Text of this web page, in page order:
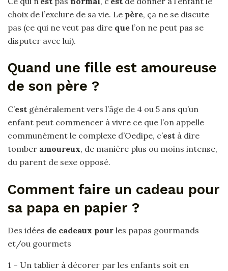
choix de l’exclure de sa vie. Le père, ça ne se discute
pas (ce qui ne veut pas dire que l’on ne peut pas se
disputer avec lui).
Quand une fille est amoureuse
de son père ?
C’est généralement vers l’âge de 4 ou 5 ans qu’un
enfant peut commencer à vivre ce que l’on appelle
communément le complexe d’Oedipe, c’est à dire
tomber amoureux, de manière plus ou moins intense,
du parent de sexe opposé.
Comment faire un cadeau pour
sa papa en papier ?
Des idées de cadeaux pour les papas gourmands
et/ou gourmets
1 – Un tablier à décorer par les enfants soit en